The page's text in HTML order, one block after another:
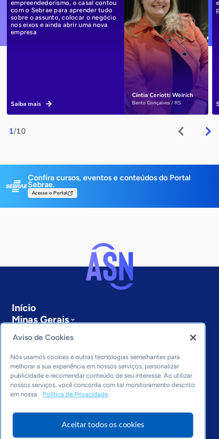
1/10
Cíntia Ceriotti Weirich
Bento Gonçalves / RS
empreendedorismo, o casal contou
com o Sebrae para aprender tudo
sobre o assunto, colocar o negócio
nos eixos e ainda abrir uma nova
empresa
Saiba mais
Confira cursos, eventos e conteúdos do Portal
Sebrae.
Acesse o Portal
Início
Minas Gerais
Sobre a ASN
Últimas notícias
Entre em contato
Editorias
Economia & Política
Inovação & Tecnologia
Cultura empreendedora
Arquivo
Aviso de Cookies
Nós usamos cookies e outras tecnologias semelhantes para
melhorar a sua experiência em nossos serviços, personalizar
publicidade e recomendar conteúdo de seu interesse. Ao utilizar
nossos serviços, você concorda com tal monitoramento descrito
em nossa
Política de Privacidade
Aceitar todos os cookies